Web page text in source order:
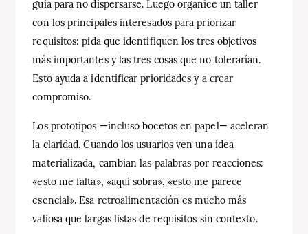
guía para no dispersarse. Luego organice un taller
con los principales interesados para priorizar
requisitos: pida que identifiquen los tres objetivos
más importantes y las tres cosas que no tolerarían.
Esto ayuda a identificar prioridades y a crear
compromiso.
Los prototipos —incluso bocetos en papel— aceleran
la claridad. Cuando los usuarios ven una idea
materializada, cambian las palabras por reacciones:
«esto me falta», «aquí sobra», «esto me parece
esencial». Esa retroalimentación es mucho más
valiosa que largas listas de requisitos sin contexto.